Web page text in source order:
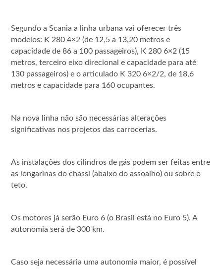
Segundo a Scania a linha urbana vai oferecer três
modelos: K 280 4×2 (de 12,5 a 13,20 metros e
capacidade de 86 a 100 passageiros), K 280 6×2 (15
metros, terceiro eixo direcional e capacidade para até
130 passageiros) e o articulado K 320 6×2/2, de 18,6
metros e capacidade para 160 ocupantes.
Na nova linha não são necessárias alterações
significativas nos projetos das carrocerias.
As instalações dos cilindros de gás podem ser feitas entre
as longarinas do chassi (abaixo do assoalho) ou sobre o
teto.
Os motores já serão Euro 6 (o Brasil está no Euro 5). A
autonomia será de 300 km.
Caso seja necessária uma autonomia maior, é possível